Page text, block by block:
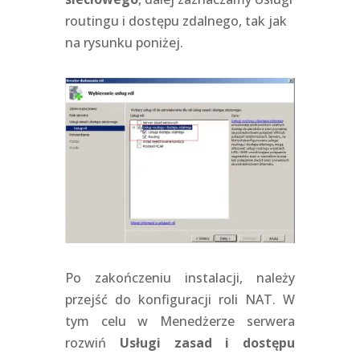
routingu i dostępu zdalnego, tak jak
na rysunku poniżej.
Po zakończeniu instalacji, należy
przejść do konfiguracji roli NAT. W
tym celu w Menedżerze serwera
rozwiń Usługi zasad i dostępu